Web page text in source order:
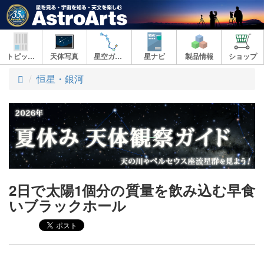
トピックス 天体写真 星空ガイド 星ナビ 製品情報 ショップ
ト
プ
恒星・銀河
2日で太陽1個分の質量を飲み込む早食
いブラックホール